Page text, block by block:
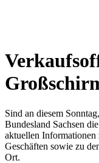
Sind an diesem
Bundesland Sachsen
aktuellen Informationen
Geschäften sowie zu
Ort.